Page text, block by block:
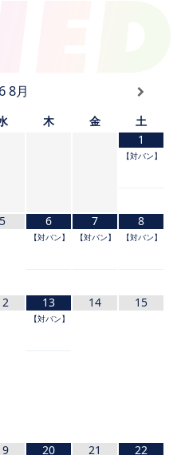
8月
木 金
土
1
【対バン】
by にしたんクリニック
5 6
【対バン】PLAYYTE Premium Party
7
【対バン】IDOL SUMMER
8
【対バン】
！Summer
13
【対バン】#HNGSONIC2026
14 15
20 21 22